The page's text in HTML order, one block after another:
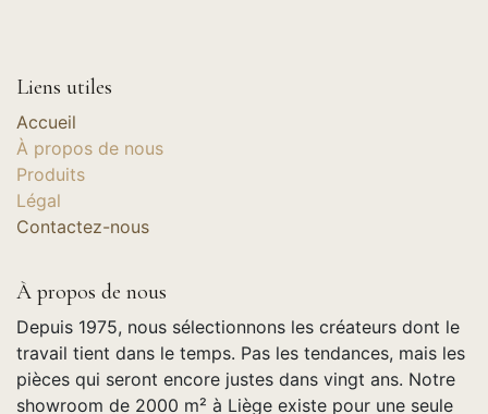
Liens utiles
Accueil
À propos de nous
Produits
Légal
Contactez-nous
À propos de nous
Depuis 1975, nous sélectionnons les créateurs dont le
travail tient dans le temps. Pas les tendances, mais les
pièces qui seront encore justes dans vingt ans. Notre
showroom de 2000 m² à Liège existe pour une seule